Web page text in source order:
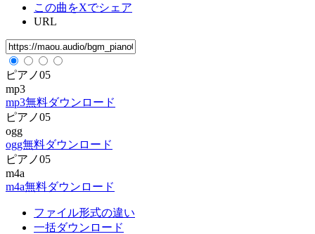
この曲をXでシェア
URL
ピアノ05
mp3
mp3無料ダウンロード
ピアノ05
ogg
ogg無料ダウンロード
ピアノ05
m4a
m4a無料ダウンロード
ファイル形式の違い
一括ダウンロード